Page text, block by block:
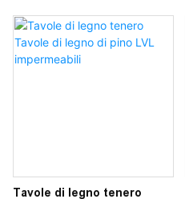
Tavole di legno tenero